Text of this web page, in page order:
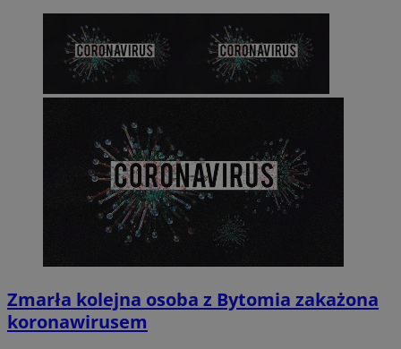
Zmarła kolejna osoba z Bytomia zakażona
koronawirusem